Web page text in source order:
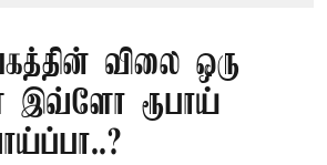
விலை ஒரு
இவ்ளோ ரூபாய்